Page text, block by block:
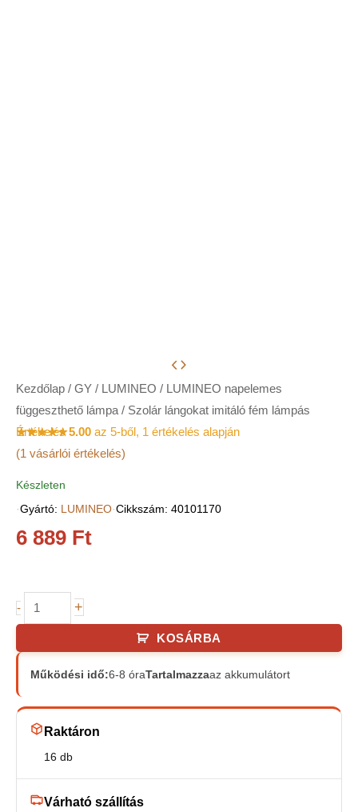
Kezdőlap / GY / LUMINEO /
LUMINEO napelemes
függeszthető lámpa / Szolár lángokat imitáló fém lámpás
Értékelés5.00 az 5-ből, 1 értékelés alapján
(1 vásárlói értékelés)
6 889 Ft
-
Szolár
lángokat
fém
mennyiség
+
KOSÁRBA
Működési idő:6-8 óraTartalmazzaaz akkumulátort
Raktáron
16 db
Várható szállítás
Készleten
·Gyártó: LUMINEO·Cikkszám: 40101170